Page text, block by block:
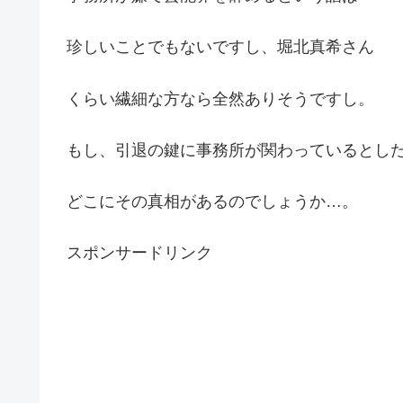
珍しいことでもないですし、堀北真希さん
くらい繊細な方なら全然ありそうですし。
もし、引退の鍵に事務所が関わっているとし
どこにその真相があるのでしょうか…。
スポンサードリンク